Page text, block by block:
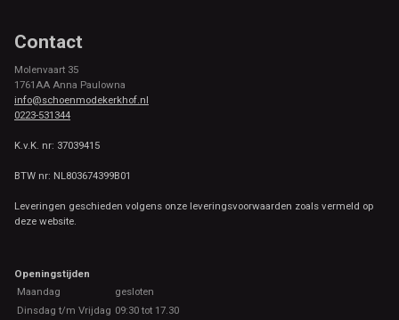
Contact
Molenvaart 35
1761AA Anna Paulowna
info@schoenmodekerkhof.nl
0223-531344
K.v.K. nr: 37039415
BTW nr: NL803674399B01
Leveringen geschieden volgens onze leveringsvoorwaarden zoals vermeld op
deze website.
Openingstijden
Maandag
gesloten
Dinsdag t/m Vrijdag 09:30 tot 17.30